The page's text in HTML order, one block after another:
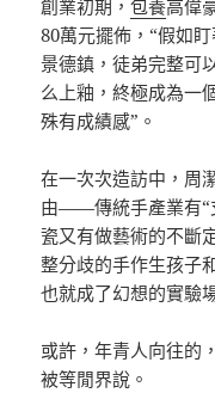
創業初期，包養高偉
80萬元擺佈，“假如
景德鎮，徒弟完整可
么上釉，終極成為一
殊有成績感”。
在一次次造訪中，周
由——傳統手產業有“
瓷又有做藝術的不斷
整分歧的手作生孩子
也就成了幻想的實驗
或許，年青人向往的
被等閒界說。